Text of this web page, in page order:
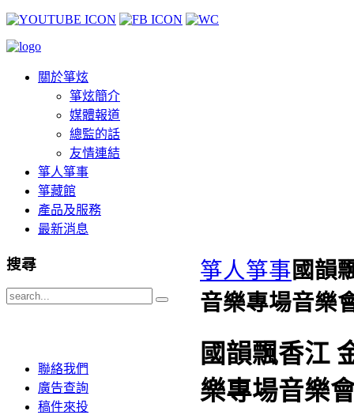
關於箏炫
箏炫簡介
媒體報道
總監的話
友情連結
箏人箏事
箏藏館
產品及服務
最新消息
箏人箏事國韻
音樂專場音樂
國韻飄香江
樂專場音樂
搜尋
聯絡我們
廣告查詢
稿件來投